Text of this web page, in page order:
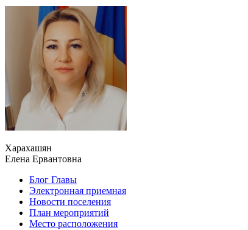
Харахашян
Елена Ервантовна
Блог Главы
Электронная приемная
Новости поселения
План мероприятий
Место расположения